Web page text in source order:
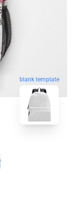
blank template